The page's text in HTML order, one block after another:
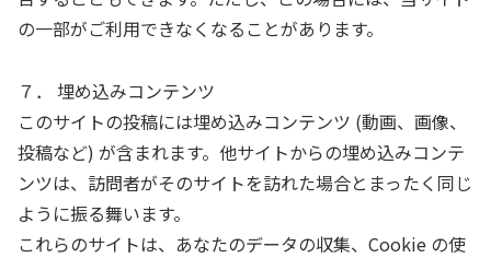
の一部がご利用できなくなることがあります。
７． 埋め込みコンテンツ
このサイトの投稿には埋め込みコンテンツ (動画、画像、
投稿など) が含まれます。他サイトからの埋め込みコンテ
ンツは、訪問者がそのサイトを訪れた場合とまったく同じ
ように振る舞います。
これらのサイトは、あなたのデータの収集、Cookie の使